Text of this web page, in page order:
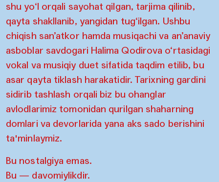
shu yo‘l orqali sayohat qilgan, tarjima qilinib,
qayta shakllanib, yangidan tug‘ilgan. Ushbu
chiqish san’atkor hamda musiqachi va an’anaviy
asboblar savdogari Halima Qodirova o‘rtasidagi
vokal va musiqiy duet sifatida taqdim etilib, bu
asar qayta tiklash harakatidir. Tarixning gardini
sidirib tashlash orqali biz bu ohanglar
avlodlarimiz tomonidan qurilgan shaharning
domlari va devorlarida yana aks sado berishini
ta'minlaymiz.
Bu nostalgiya emas.
Bu — davomiylikdir.